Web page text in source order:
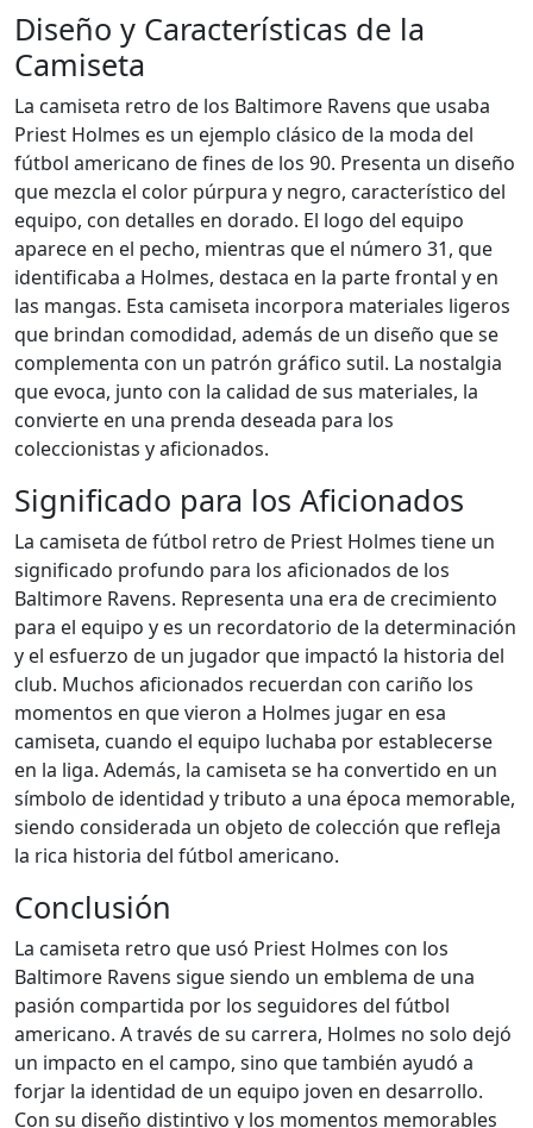
Diseño y Características de la
Camiseta
La camiseta retro de los Baltimore Ravens que usaba
Priest Holmes es un ejemplo clásico de la moda del
fútbol americano de fines de los 90. Presenta un diseño
que mezcla el color púrpura y negro, característico del
equipo, con detalles en dorado. El logo del equipo
aparece en el pecho, mientras que el número 31, que
identificaba a Holmes, destaca en la parte frontal y en
las mangas. Esta camiseta incorpora materiales ligeros
que brindan comodidad, además de un diseño que se
complementa con un patrón gráfico sutil. La nostalgia
que evoca, junto con la calidad de sus materiales, la
convierte en una prenda deseada para los
coleccionistas y aficionados.
Significado para los Aficionados
La camiseta de fútbol retro de Priest Holmes tiene un
significado profundo para los aficionados de los
Baltimore Ravens. Representa una era de crecimiento
para el equipo y es un recordatorio de la determinación
y el esfuerzo de un jugador que impactó la historia del
club. Muchos aficionados recuerdan con cariño los
momentos en que vieron a Holmes jugar en esa
camiseta, cuando el equipo luchaba por establecerse
en la liga. Además, la camiseta se ha convertido en un
símbolo de identidad y tributo a una época memorable,
siendo considerada un objeto de colección que refleja
la rica historia del fútbol americano.
Conclusión
La camiseta retro que usó Priest Holmes con los
Baltimore Ravens sigue siendo un emblema de una
pasión compartida por los seguidores del fútbol
americano. A través de su carrera, Holmes no solo dejó
un impacto en el campo, sino que también ayudó a
forjar la identidad de un equipo joven en desarrollo.
Con su diseño distintivo y los momentos memorables